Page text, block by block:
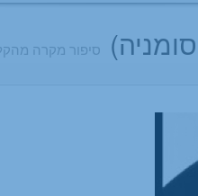
סיפור מקרה